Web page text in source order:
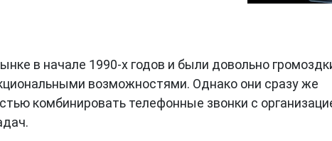
в начале 1990-х годов и были довольно
возможностями. Однако они сразу же
комбинировать телефонные звонки с